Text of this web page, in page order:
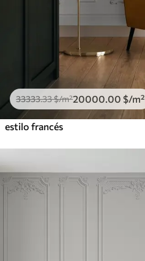
33333.33$/m²20000 .00 $/m²
estilo francés